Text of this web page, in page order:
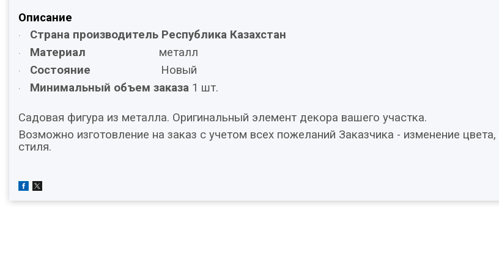
Описание
· Страна производитель Республика Казахстан
· Материал металл
· Состояние Новый
· Минимальный объем заказа 1 шт.
Садовая фигура из металла. Оригинальный элемент декора вашего участка.
Возможно изготовление на заказ с учетом всех пожеланий Заказчика - изменение
стиля.